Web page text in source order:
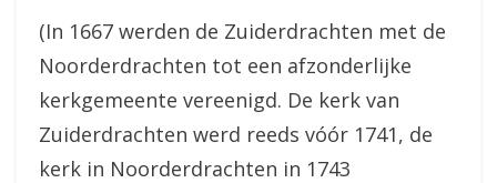
(In 1667 werden de Zuiderdrachten met de
Noorderdrachten tot een afzonderlijke
kerkgemeente vereenigd. De kerk van
Zuiderdrachten werd reeds vóór 1741, de
kerk in Noorderdrachten in 1743